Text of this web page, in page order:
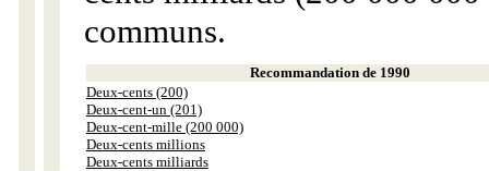
communs.
Recommandation de 1990
Deux-cents (200)
Deux-cent-un (201)
Deux-cent-mille (200 000)
Deux-cents millions
Deux-cents milliards